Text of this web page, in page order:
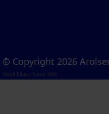
© Copyright 2026
Visual Library Server 2026